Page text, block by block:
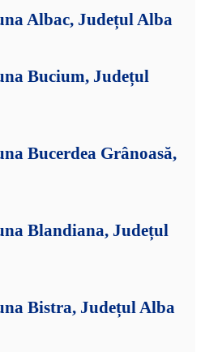
Albac, Județul Alba
Bucium, Județul
Bucerdea Grânoasă,
Blandiana, Județul
Bistra, Județul Alba